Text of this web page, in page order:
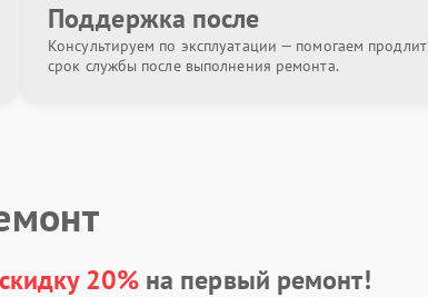
Поддержка после
Консультируем по эксплуатации — помогаем
срок службы после выполнения ремонта.
20%на первый ремонт!